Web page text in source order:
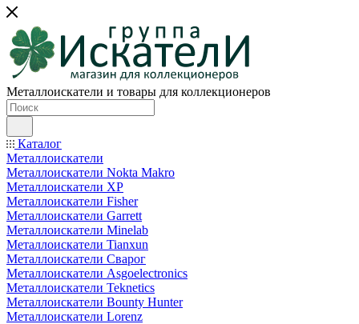
Металлоискатели и товары для коллекционеров
Каталог
Металлоискатели
Металлоискатели Nokta Makro
Металлоискатели XP
Металлоискатели Fisher
Металлоискатели Garrett
Металлоискатели Minelab
Металлоискатели Tianxun
Металлоискатели Сварог
Металлоискатели Asgoelectronics
Металлоискатели Teknetics
Металлоискатели Bounty Hunter
Металлоискатели Lorenz